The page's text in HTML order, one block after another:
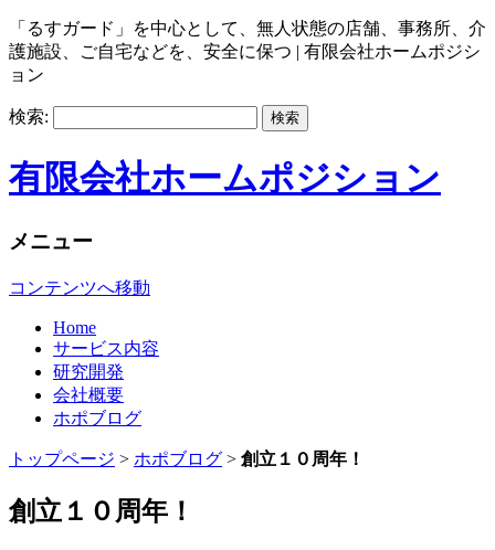
「るすガード」を中心として、無人状態の店舗、事務所、介
護施設、ご自宅などを、安全に保つ | 有限会社ホームポジシ
ョン
検索:
有限会社ホームポジション
メニュー
コンテンツへ移動
Home
サービス内容
研究開発
会社概要
ホポブログ
トップページ > ホポブログ > 創立１０周年！
創立１０周年！